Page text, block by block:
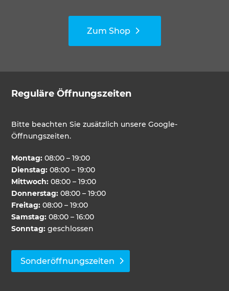
Zum Shop
Reguläre Öffnungszeiten
Bitte beachten Sie zusätzlich unsere Google-
Öffnungszeiten.
Montag: 08:00 – 19:00
Dienstag: 08:00 – 19:00
Mittwoch: 08:00 – 19:00
Donnerstag: 08:00 – 19:00
Freitag: 08:00 – 19:00
Samstag: 08:00 – 16:00
Sonntag: geschlossen
Sonderöffnungszeiten